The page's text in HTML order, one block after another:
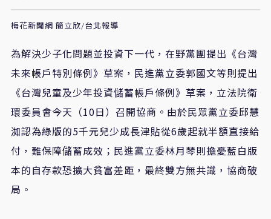
梅花新聞網 簡立欣/台北報導
為解決少子化問題並投資下一代，在野黨團提出《台灣
未來帳戶特別條例》草案， 民進黨立委郭國文等則提出
《台灣兒童及少年投資儲蓄帳戶條例》草案， 立法院衛
環委員會今天 （10日）召開協商 。 由於民眾黨立委邱慧
洳認為綠版的5千元兒少成長津貼從6歲起就半額直接給
付，難保障儲蓄成效；民進黨立委林月琴則擔憂藍白版
本的自存款恐擴大貧富差距 ， 最終雙方無共識，協商破
局。